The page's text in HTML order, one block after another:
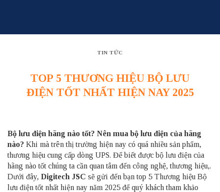
TIN TỨC
TOP 5 THƯƠNG HIỆU BỘ LƯU
ĐIỆN TỐT NHẤT HIỆN NAY 2025
Bộ lưu điện hãng nào tốt? Nên mua bộ lưu điện của hãng
nào? Khi mà trên thị trường hiện nay có quá nhiều sản phẩm,
thương hiệu cung cấp dòng UPS. Để biết được bộ lưu điện của
hãng nào tốt chúng ta cần quan tâm đến công nghệ, thương hiệu,.
Dưới đây, Digitech JSC sẽ gửi đến bạn top 5 Thương hiệu Bộ
lưu điện tốt nhất hiện nay năm 2025 để quý khách tham khảo